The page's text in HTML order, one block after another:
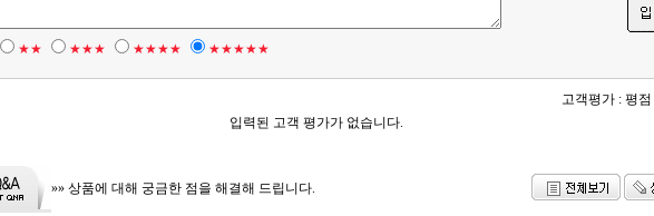
★★ ★★★ ★★★★ ★★★★★
고객평가 : 평점
입력된 고객 평가가 없습니다.
»» 상품에 대해 궁금한 점을 해결해 드립니다.